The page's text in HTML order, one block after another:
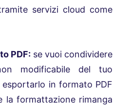
servizi cloud come
PDF: se vuoi condividere
modificabile del tuo
in formato PDF
la formattazione rimanga